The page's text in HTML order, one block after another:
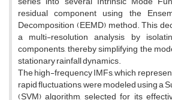
residual component using the
Decomposition (EEMD) method. This
a multi-resolution analysis by
components, thereby simplifying the
stationary rainfall dynamics.
The high-frequency IMFs, which
rapid fluctuations, were modeled using a